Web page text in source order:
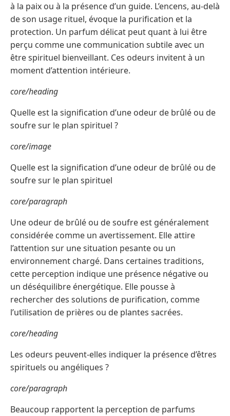
à la paix ou à la présence d’un guide. L’encens, au-delà
de son usage rituel, évoque la purification et la
protection. Un parfum délicat peut quant à lui être
perçu comme une communication subtile avec un
être spirituel bienveillant. Ces odeurs invitent à un
moment d’attention intérieure.
core/heading
Quelle est la signification d’une odeur de brûlé ou de
soufre sur le plan spirituel ?
core/image
Quelle est la signification d’une odeur de brûlé ou de
soufre sur le plan spirituel
core/paragraph
Une odeur de brûlé ou de soufre est généralement
considérée comme un avertissement. Elle attire
l’attention sur une situation pesante ou un
environnement chargé. Dans certaines traditions,
cette perception indique une présence négative ou
un déséquilibre énergétique. Elle pousse à
rechercher des solutions de purification, comme
l’utilisation de prières ou de plantes sacrées.
core/heading
Les odeurs peuvent-elles indiquer la présence d’êtres
spirituels ou angéliques ?
core/paragraph
Beaucoup rapportent la perception de parfums